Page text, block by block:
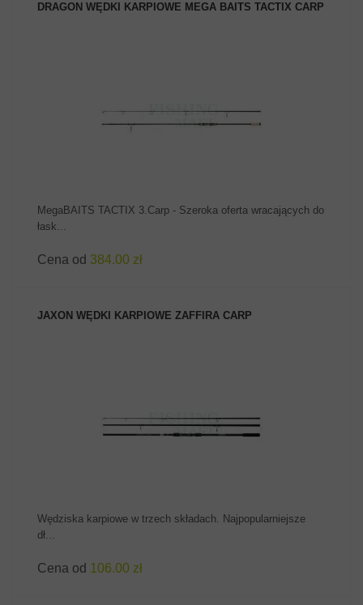
DRAGON WĘDKI KARPIOWE MEGA BAITS TACTIX CARP
MegaBAITS TACTIX 3.Carp - Szeroka oferta wracających do
łask...
Cena od 384.00 zł
JAXON WĘDKI KARPIOWE ZAFFIRA CARP
Wędziska karpiowe w trzech składach. Najpopularniejsze
dł...
Cena od 106.00 zł